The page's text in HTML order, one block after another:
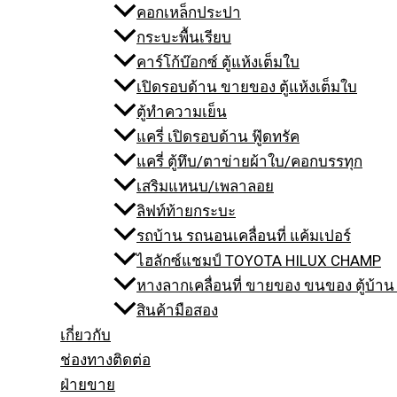
คอกเหล็กประปา
กระบะพื้นเรียบ
คาร์โก้บ๊อกซ์ ตู้แห้งเต็มใบ
เปิดรอบด้าน ขายของ ตู้แห้งเต็มใบ
ตู้ทำความเย็น
แครี่ เปิดรอบด้าน ฟู๊ดทรัค
แครี่ ตู้ทึบ/ตาข่ายผ้าใบ/คอกบรรทุก
เสริมแหนบ/เพลาลอย
ลิฟท์ท้ายกระบะ
รถบ้าน รถนอนเคลื่อนที่ แค้มเปอร์
ไฮลักซ์แชมป์ TOYOTA HILUX CHAMP
หางลากเคลื่อนที่ ขายของ ขนของ ตู้บ้า
สินค้ามือสอง
เกี่ยวกับ
ช่องทางติดต่อ
ฝ่ายขาย